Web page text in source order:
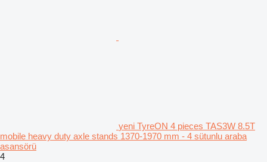
yeni TyreON 4 pieces TAS3W 8.5T
mobile heavy duty axle stands 1370-1970 mm - 4 sütunlu araba
asansörü
4